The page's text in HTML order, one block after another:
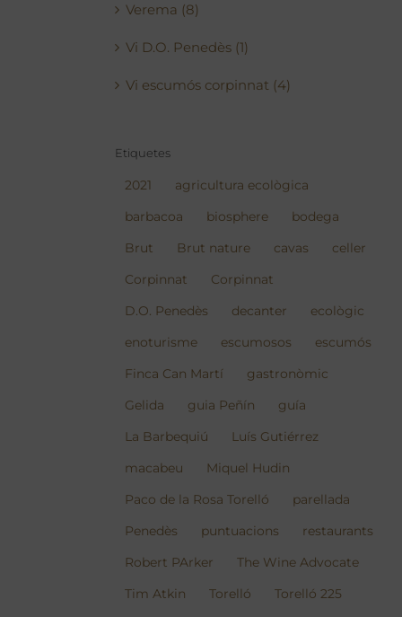
Verema (8)
Vi D.O. Penedès (1)
Vi escumós corpinnat (4)
Etiquetes
2021 agricultura ecològica
barbacoa biosphere bodega
Brut Brut nature cavas celler
Corpinnat Corpinnat
D.O. Penedès decanter ecològic
enoturisme escumosos escumós
Finca Can Martí gastronòmic
Gelida guia Peñín guía
La Barbequiú Luís Gutiérrez
macabeu Miquel Hudin
Paco de la Rosa Torelló parellada
Penedès puntuacions restaurants
Robert PArker The Wine Advocate
Tim Atkin Torelló Torelló 225